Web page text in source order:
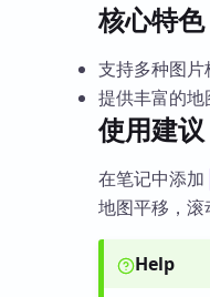
核心特色
支持多种图片
提供丰富的地
使用建议
在笔记中添加
地图平移，滚
Help